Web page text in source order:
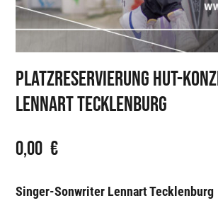
Platzreservierung Hut-
Lennart Tecklenburg
0,00 €
Singer-Sonwriter Lennart Tecklenburg